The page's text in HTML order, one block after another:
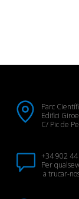
Parc
Edifici
C/ Pic de
+34 902
Per
a trucar-